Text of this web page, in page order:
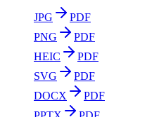
JPG
PDF
PNG
PDF
HEIC
PDF
SVG
PDF
DOCX
PDF